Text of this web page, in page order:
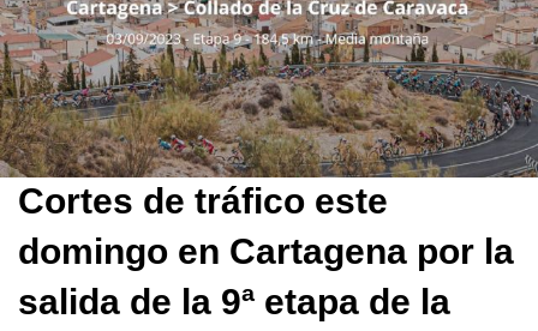
Cortes de tráfico este
domingo en Cartagena por la
salida de la 9ª etapa de la